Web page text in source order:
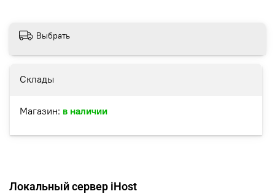
Склады
Магазин: в наличии
Выбрать
Локальный сервер iHost